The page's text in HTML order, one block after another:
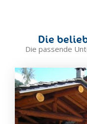
Valtournenche
Verres
Issogne
Die
Die passende